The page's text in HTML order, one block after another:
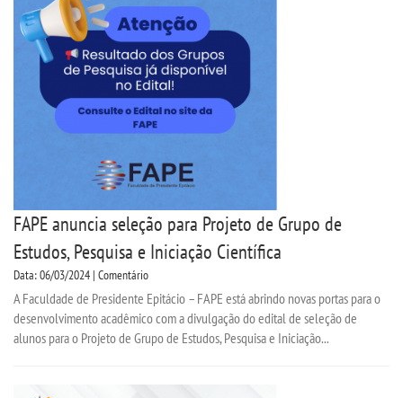
FAPE anuncia seleção para Projeto de Grupo de
Estudos, Pesquisa e Iniciação Científica
Data: 06/03/2024 | Comentário
A Faculdade de Presidente Epitácio – FAPE está abrindo novas portas para o
desenvolvimento acadêmico com a divulgação do edital de seleção de
alunos para o Projeto de Grupo de Estudos, Pesquisa e Iniciação...